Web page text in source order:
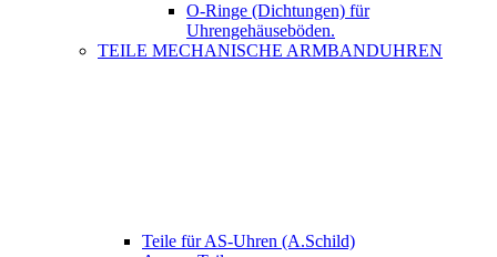
O-Ringe (Dichtungen) für
Uhrengehäuseböden.
TEILE MECHANISCHE ARMBANDUHREN
Teile für AS-Uhren (A.Schild)